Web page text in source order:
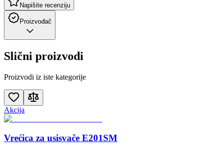
Napišite recenziju
Proizvođač
Slični proizvodi
Proizvodi iz iste kategorije
Akcija
Vrećica za usisvače E201SM